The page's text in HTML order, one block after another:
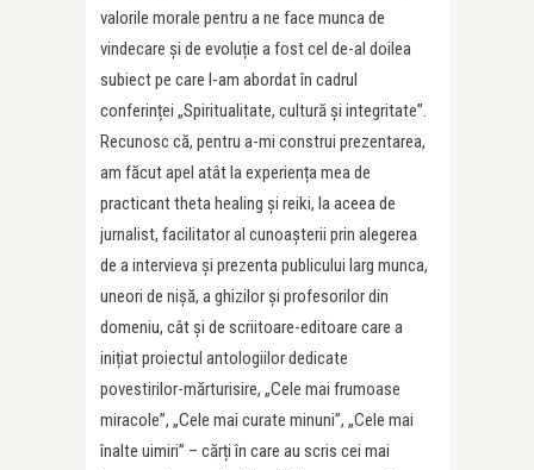
valorile morale pentru a ne face munca de
vindecare și de evoluție a fost cel de-al doilea
subiect pe care l-am abordat în cadrul
conferinței „Spiritualitate, cultură și integritate”.
Recunosc că, pentru a-mi construi prezentarea,
am făcut apel atât la experiența mea de
practicant theta healing și reiki, la aceea de
jurnalist, facilitator al cunoașterii prin alegerea
de a intervieva și prezenta publicului larg munca,
uneori de nișă, a ghizilor și profesorilor din
domeniu, cât și de scriitoare-editoare care a
inițiat proiectul antologiilor dedicate
povestirilor-mărturisire, „Cele mai frumoase
miracole”, „Cele mai curate minuni”, „Cele mai
înalte uimiri” – cărți în care au scris cei mai